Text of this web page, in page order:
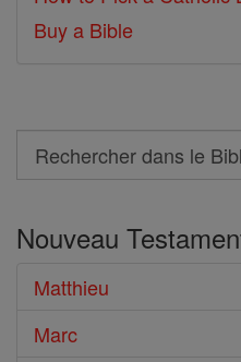
Buy a Bible
Search
Rechercher
le
Bible
Nouveau
Matthieu
Marc